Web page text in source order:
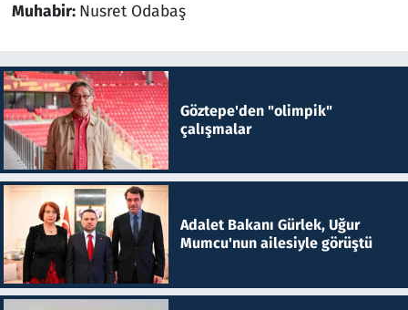
Muhabir: Nusret Odabaş
Göztepe'den "olimpik"
çalışmalar
Adalet Bakanı Gürlek, Uğur
Mumcu'nun ailesiyle görüştü